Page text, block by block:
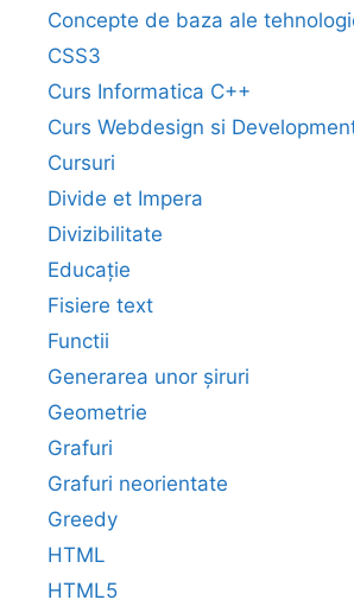
Concepte de baza ale
CSS3
Curs Informatica C++
Curs Webdesign si
Cursuri
Divide et Impera
Divizibilitate
Educație
Fisiere text
Functii
Generarea unor șiruri
Geometrie
Grafuri
Grafuri neorientate
Greedy
HTML
HTML5